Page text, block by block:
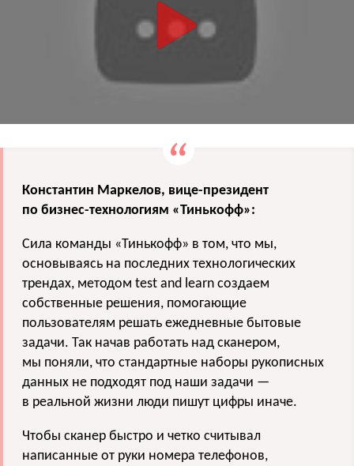
Константин Маркелов, вице-президент
по бизнес-технологиям «Тинькофф»:
Сила команды «Тинькофф» в том, что мы,
основываясь на последних технологических
трендах, методом test and learn создаем
собственные решения, помогающие
пользователям решать ежедневные бытовые
задачи. Так начав работать над сканером,
мы поняли, что стандартные наборы рукописных
данных не подходят под наши задачи —
в реальной жизни люди пишут цифры иначе.
Чтобы сканер быстро и четко считывал
написанные от руки номера телефонов,